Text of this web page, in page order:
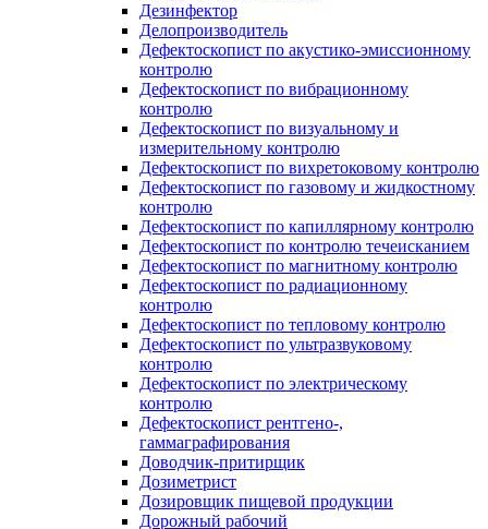
Дезинфектор
Делопроизводитель
Дефектоскопист по акустико-эмиссионному
контролю
Дефектоскопист по вибрационному
контролю
Дефектоскопист по визуальному и
измерительному контролю
Дефектоскопист по вихретоковому контролю
Дефектоскопист по газовому и жидкостному
контролю
Дефектоскопист по капиллярному контролю
Дефектоскопист по контролю течеисканием
Дефектоскопист по магнитному контролю
Дефектоскопист по радиационному
контролю
Дефектоскопист по тепловому контролю
Дефектоскопист по ультразвуковому
контролю
Дефектоскопист по электрическому
контролю
Дефектоскопист рентгено-,
гаммаграфирования
Доводчик-притирщик
Дозиметрист
Дозировщик пищевой продукции
Дорожный рабочий